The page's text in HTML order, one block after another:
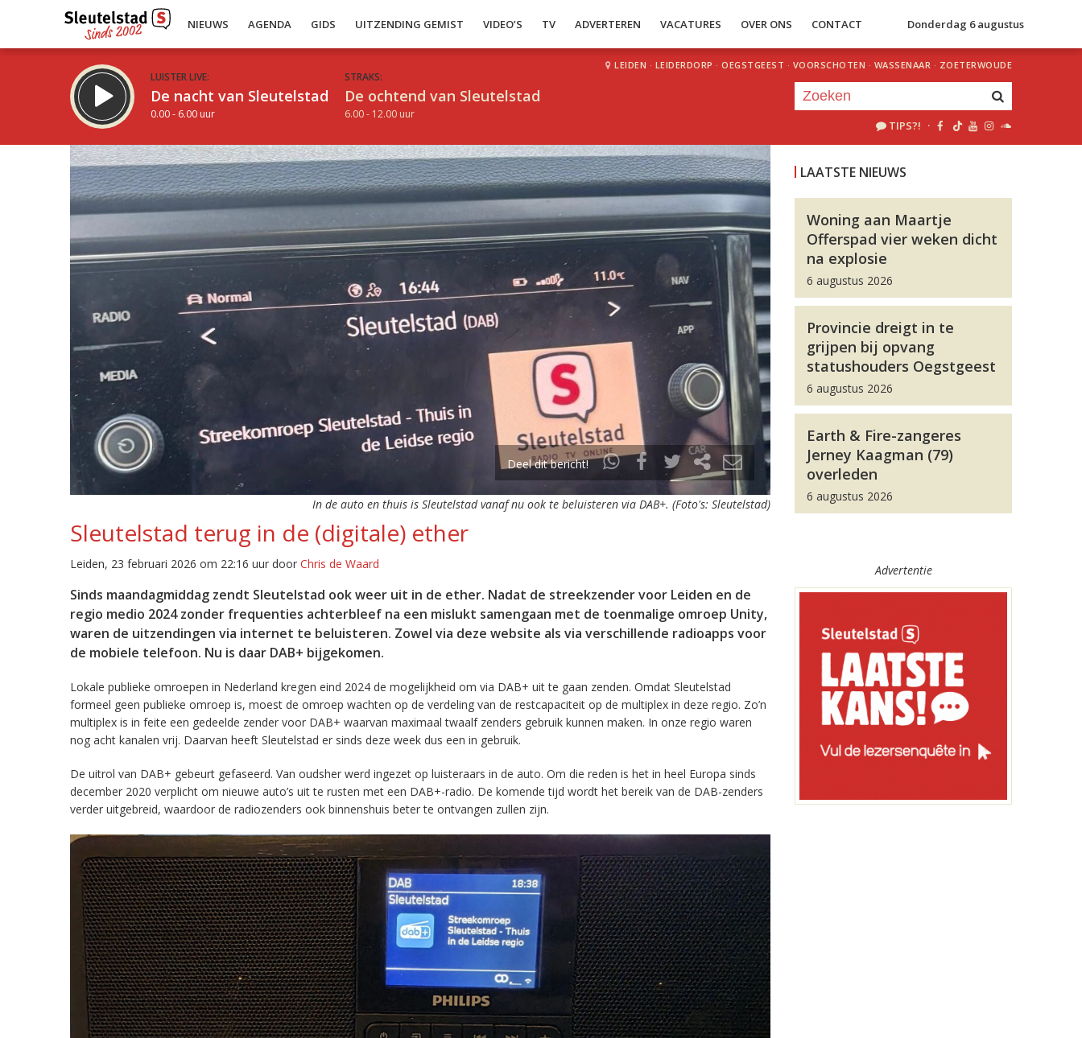
NIEUWS AGENDA GIDS UITZENDING GEMIST VIDEO’S TV ADVERTEREN VACATURES OVER ONS CONTACT Donderdag 6 augustus
LUISTER LIVE:
De nacht van Sleutelstad
0.00 - 6.00 uur
STRAKS:
De ochtend van Sleutelstad
6.00 - 12.00 uur
LEIDEN · LEIDERDORP · OEGSTGEEST · VOORSCHOTEN · WASSENAAR · ZOETERWOUDE
TIPS?! ·
Deel dit bericht!
In de auto en thuis is Sleutelstad vanaf nu ook te beluisteren via DAB+. (Foto's: Sleutelstad)
Sleutelstad terug in de (digitale) ether
Leiden, 23 februari 2026 om 22:16 uur door Chris de Waard
Sinds maandagmiddag zendt Sleutelstad ook weer uit in de ether. Nadat de streekzender voor Leiden en de
regio medio 2024 zonder frequenties achterbleef na een mislukt samengaan met de toenmalige omroep Unity,
waren de uitzendingen via internet te beluisteren. Zowel via deze website als via verschillende radioapps voor
de mobiele telefoon. Nu is daar DAB+ bijgekomen.
Lokale publieke omroepen in Nederland kregen eind 2024 de mogelijkheid om via DAB+ uit te gaan zenden. Omdat Sleutelstad
formeel geen publieke omroep is, moest de omroep wachten op de verdeling van de restcapaciteit op de multiplex in deze regio. Zo’n
multiplex is in feite een gedeelde zender voor DAB+ waarvan maximaal twaalf zenders gebruik kunnen maken. In onze regio waren
nog acht kanalen vrij. Daarvan heeft Sleutelstad er sinds deze week dus een in gebruik.
De uitrol van DAB+ gebeurt gefaseerd. Van oudsher werd ingezet op luisteraars in de auto. Om die reden is het in heel Europa sinds
december 2020 verplicht om nieuwe auto’s uit te rusten met een DAB+-radio. De komende tijd wordt het bereik van de DAB-zenders
verder uitgebreid, waardoor de radiozenders ook binnenshuis beter te ontvangen zullen zijn.
LAATSTE NIEUWS
Woning aan Maartje
Offerspad vier weken dicht
na explosie
6 augustus 2026
Provincie dreigt in te
grijpen bij opvang
statushouders Oegstgeest
6 augustus 2026
Earth & Fire-zangeres
Jerney Kaagman (79)
overleden
6 augustus 2026
Advertentie